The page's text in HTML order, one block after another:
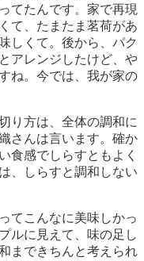
てたんです。家で再現
て、たまたま茗荷があ
しくて。後から、パク
アレンジしたけど、や
ね。今では、我が家の
り方は、全体の調和に
さんは言います。確か
食感でしらすともよく
、しらすと調和しない
てこんなに美味しかっ
ルに見えて、味の足し
まできちんと考えられ